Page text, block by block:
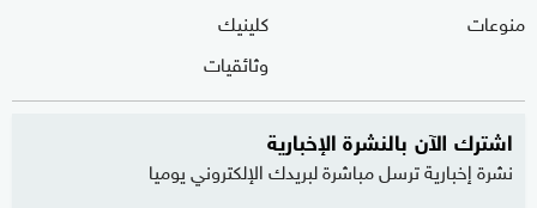
منوعات
كلينيك
وثائقيات
اشترك الآن بالنشرة الإخبارية
نشرة إخبارية ترسل مباشرة لبريدك الإلكتروني يوميا